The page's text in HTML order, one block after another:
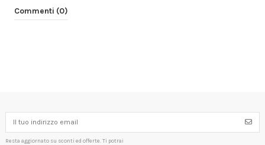
Commenti (0)
Resta aggiornato su sconti ed offerte. Ti potrai